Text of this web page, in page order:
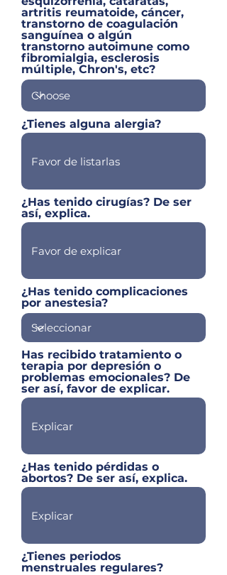
artritis reumatoide, cáncer,
transtorno de coagulación
sanguínea o algún
transtorno autoimune como
fibromialgia, esclerosis
múltiple, Chron's, etc?
¿Tienes alguna alergia?
¿Has tenido cirugías? De ser
así, explica.
¿Has tenido complicaciones
por anestesia?
Has recibido tratamiento o
terapia por depresión o
problemas emocionales? De
ser así, favor de explicar.
¿Has tenido pérdidas o
abortos? De ser así, explica.
¿Tienes periodos
menstruales regulares?